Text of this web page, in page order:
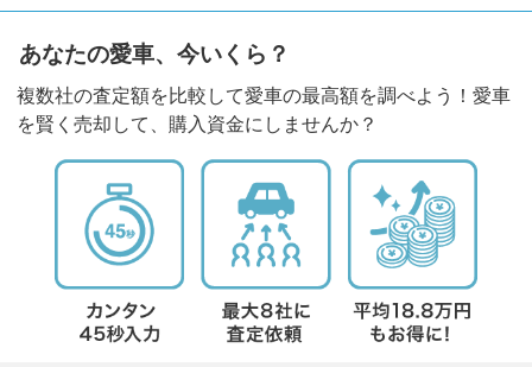
あなたの愛車、今いくら？
複数社の査定額を比較して愛車の最高額を調べよう！愛車
を賢く売却して、購入資金にしませんか？